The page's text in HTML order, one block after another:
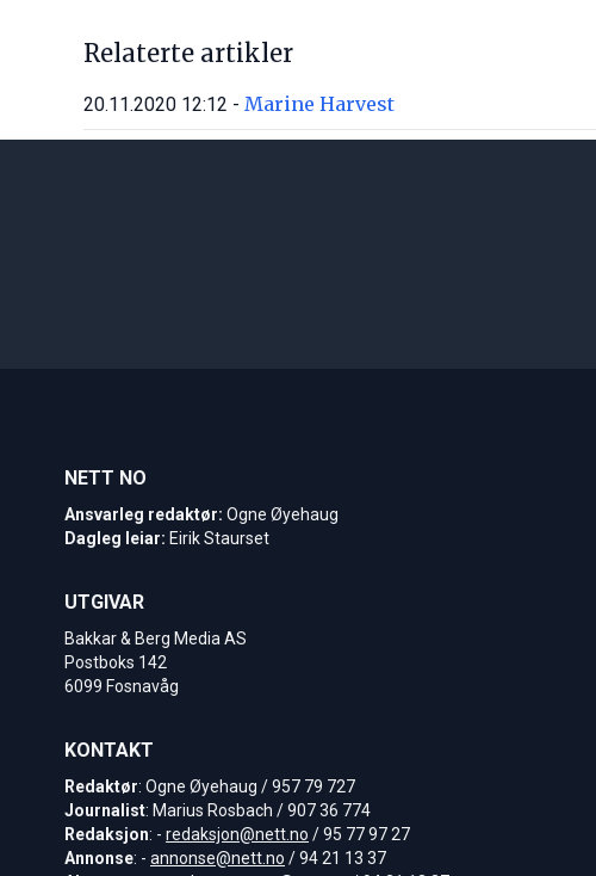
Relaterte artikler
20.11.2020 12:12 - Marine Harvest
NETT NO
Ansvarleg redaktør: Ogne Øyehaug
Dagleg leiar: Eirik Staurset
UTGIVAR
Bakkar & Berg Media AS
Postboks 142
6099 Fosnavåg
KONTAKT
Redaktør: Ogne Øyehaug / 957 79 727
Journalist: Marius Rosbach / 907 36 774
Redaksjon: - redaksjon@nett.no / 95 77 97 27
Annonse: - annonse@nett.no / 94 21 13 37